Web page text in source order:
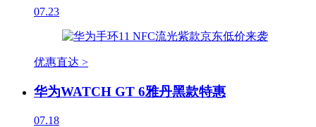
07.23
优惠直达 >
华为WATCH GT 6雅丹黑款特惠
07.18